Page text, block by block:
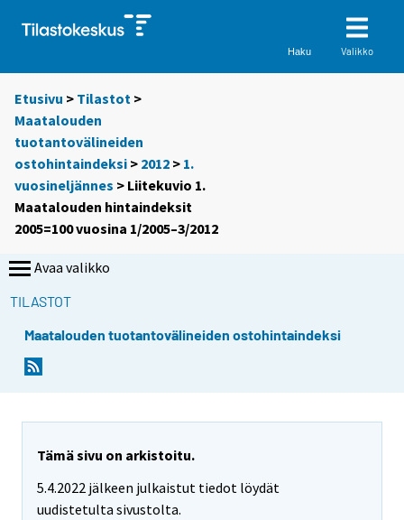
Haku Valikko
Etusivu > Tilastot >
Maatalouden
tuotantovälineiden
ostohintaindeksi > 2012 > 1.
vuosineljännes > Liitekuvio 1.
Maatalouden hintaindeksit
2005=100 vuosina 1/2005–3/2012
Avaa valikko
TILASTOT
Maatalouden tuotantovälineiden ostohintaindeksi
Tämä sivu on arkistoitu.
5.4.2022 jälkeen julkaistut tiedot löydät
uudistetulta sivustolta.